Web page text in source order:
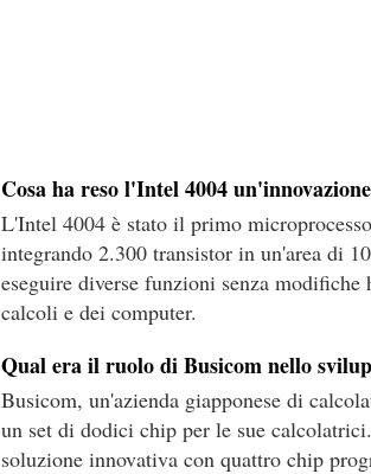
Cosa ha reso l'Intel 4004
L'Intel 4004 è stato il primo
integrando 2.300 transistor in un'area di
eseguire diverse funzioni senza
calcoli e dei computer.
Qual era il ruolo di Busicom nello
Busicom, un'azienda giapponese di
un set di dodici chip per le sue
soluzione innovativa con quattro chip